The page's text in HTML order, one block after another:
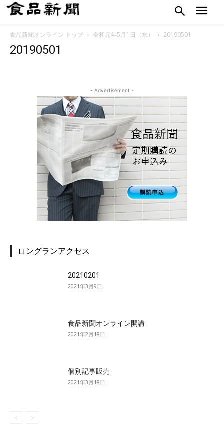
食品新聞オンライン トップ 令和元年5月1日（水） 20190501
20190501
- Advertisement -
ロングランアクセス
20210201
2021年3月9日
食品新聞オンライン開講
2021年2月18日
個別記事販売
2021年3月18日